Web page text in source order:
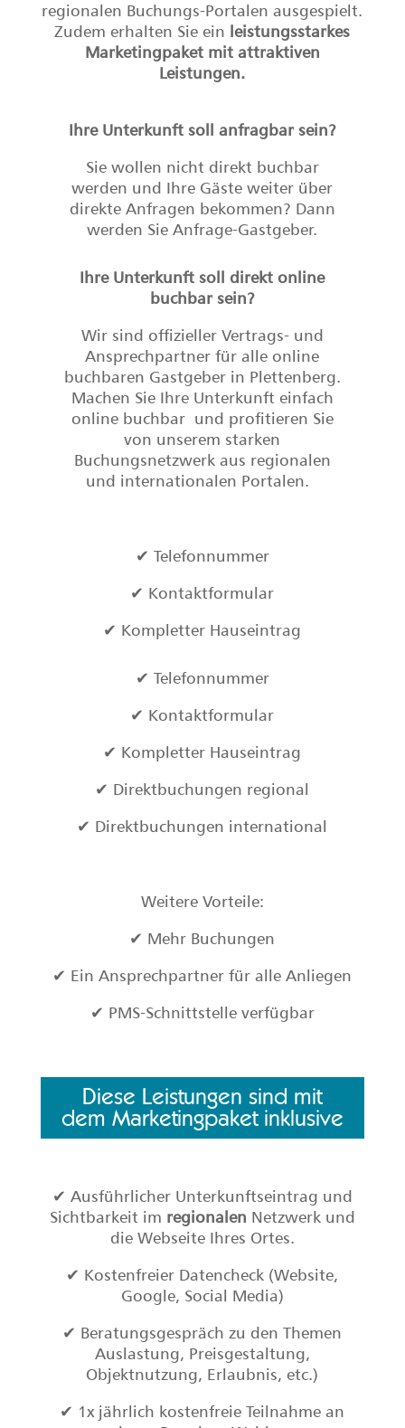
regionalen Buchungs-Portalen ausgespielt.
Zudem erhalten Sie ein leistungsstarkes
Marketingpaket mit attraktiven
Leistungen.
Ihre Unterkunft soll anfragbar sein?
Sie wollen nicht direkt buchbar
werden und Ihre Gäste weiter über
direkte Anfragen bekommen? Dann
werden Sie Anfrage-Gastgeber.
Ihre Unterkunft soll direkt online
buchbar sein?
Wir sind offizieller Vertrags- und
Ansprechpartner für alle online
buchbaren Gastgeber in Plettenberg.
Machen Sie Ihre Unterkunft einfach
online buchbar und profitieren Sie
von unserem starken
Buchungsnetzwerk aus regionalen
und internationalen Portalen.
✔ Telefonnummer
✔ Kontaktformular
✔ Kompletter Hauseintrag
✔ Telefonnummer
✔ Kontaktformular
✔ Kompletter Hauseintrag
✔ Direktbuchungen regional
✔ Direktbuchungen international
Weitere Vorteile:
✔ Mehr Buchungen
✔ Ein Ansprechpartner für alle Anliegen
✔ PMS-Schnittstelle verfügbar
Diese Leistungen sind mit
dem Marketingpaket inklusive
✔ Ausführlicher Unterkunftseintrag und
Sichtbarkeit im regionalen Netzwerk und
die Webseite Ihres Ortes.
✔ Kostenfreier Datencheck (Website,
Google, Social Media)
✔ Beratungsgespräch zu den Themen
Auslastung, Preisgestaltung,
Objektnutzung, Erlaubnis, etc.)
✔ 1x jährlich kostenfreie Teilnahme an